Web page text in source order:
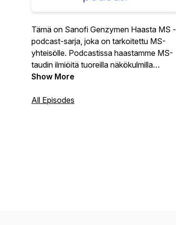
Tämä on Sanofi Genzymen Haasta MS -
podcast-sarja, joka on tarkoitettu MS-
yhteisölle. Podcastissa haastamme MS-
taudin ilmiöitä tuoreilla näkökulmilla
paremman arjen saavuttamiseksi.
keskustelemassa vaihtuvia MS-yhteisön
Show More
All Episodes